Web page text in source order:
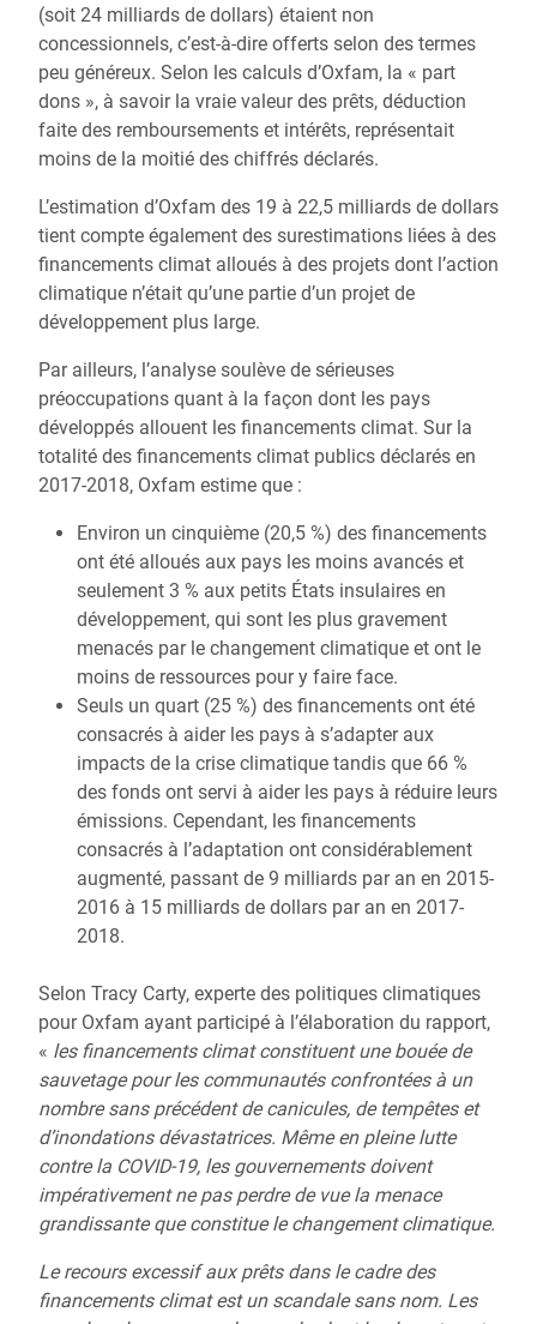
(soit 24 milliards de dollars) étaient non
concessionnels, c’est-à-dire offerts selon des termes
peu généreux. Selon les calculs d’Oxfam, la « part
dons », à savoir la vraie valeur des prêts, déduction
faite des remboursements et intérêts, représentait
moins de la moitié des chiffrés déclarés.
L’estimation d’Oxfam des 19 à 22,5 milliards de dollars
tient compte également des surestimations liées à des
financements climat alloués à des projets dont l’action
climatique n’était qu’une partie d’un projet de
développement plus large.
Par ailleurs, l’analyse soulève de sérieuses
préoccupations quant à la façon dont les pays
développés allouent les financements climat. Sur la
totalité des financements climat publics déclarés en
2017-2018, Oxfam estime que :
Environ un cinquième (20,5 %) des financements
ont été alloués aux pays les moins avancés et
seulement 3 % aux petits États insulaires en
développement, qui sont les plus gravement
menacés par le changement climatique et ont le
moins de ressources pour y faire face.
Seuls un quart (25 %) des financements ont été
consacrés à aider les pays à s’adapter aux
impacts de la crise climatique tandis que 66 %
des fonds ont servi à aider les pays à réduire leurs
émissions. Cependant, les financements
consacrés à l’adaptation ont considérablement
augmenté, passant de 9 milliards par an en 2015-
2016 à 15 milliards de dollars par an en 2017-
2018.
Selon Tracy Carty, experte des politiques climatiques
pour Oxfam ayant participé à l’élaboration du rapport,
« les financements climat constituent une bouée de
sauvetage pour les communautés confrontées à un
nombre sans précédent de canicules, de tempêtes et
d’inondations dévastatrices. Même en pleine lutte
contre la COVID-19, les gouvernements doivent
impérativement ne pas perdre de vue la menace
grandissante que constitue le changement climatique.
Le recours excessif aux prêts dans le cadre des
financements climat est un scandale sans nom. Les